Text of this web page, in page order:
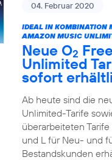
04. Februar 2020
IDEAL IN KOMBINATION
AMAZON MUSIC
Neue O2 Free
Unlimited
sofort
Ab heute sind die
Unlimited-Tarife
überarbeiteten Tarife
und L für Neu- und
Bestandskunden